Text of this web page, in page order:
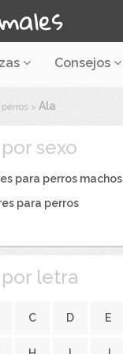
Consejos
> Ala
sexo
para perros machos
para perros
por letra
C D E